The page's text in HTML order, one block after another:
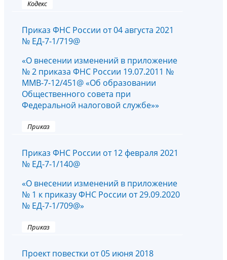
Кодекс
Приказ ФНС России от 04 августа 2021
№ ЕД-7-1/719@
«О внесении изменений в приложение
№ 2 приказа ФНС России 19.07.2011 №
ММВ-7-12/451@ «Об образовании
Общественного совета при
Федеральной налоговой службе»»
Приказ
Приказ ФНС России от 12 февраля 2021
№ ЕД-7-1/140@
«О внесении изменений в приложение
№ 1 к приказу ФНС России от 29.09.2020
№ ЕД-7-1/709@»
Приказ
Проект повестки от 05 июня 2018